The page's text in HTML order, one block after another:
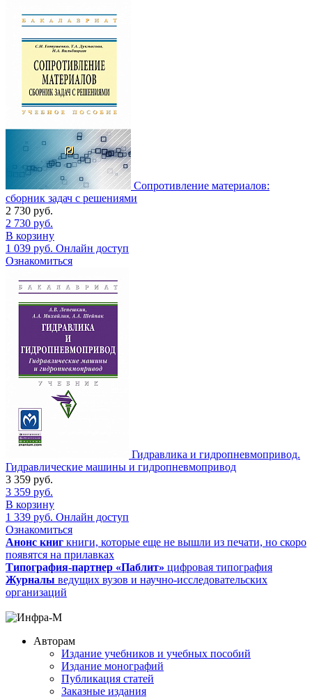
Сопротивление материалов:
сборник задач с решениями
2 730 руб.
2 730 руб.
В корзину
1 039 руб. Онлайн доступ
Ознакомиться
Гидравлика и гидропневмопривод.
Гидравлические машины и гидропневмопривод
3 359 руб.
3 359 руб.
В корзину
1 339 руб. Онлайн доступ
Ознакомиться
Анонс книг книги, которые еще не вышли из печати, но скоро
появятся на прилавках
Типография-партнер «Паблит» цифровая типография
Журналы ведущих вузов и научно-исследовательских
организаций
Авторам
Издание учебников и учебных пособий
Издание монографий
Публикация статей
Заказные издания